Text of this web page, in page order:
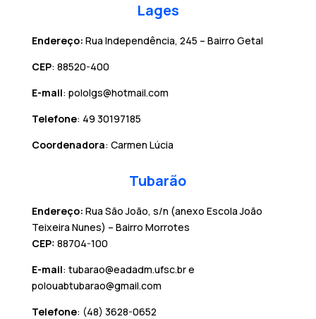
Lages
Endereço: Rua Independência, 245 – Bairro Getal
CEP: 88520-400
E-mail: pololgs@hotmail.com
Telefone: 49 30197185
Coordenadora: Carmen Lúcia
Tubarão
Endereço: Rua São João, s/n (anexo Escola João
Teixeira Nunes) – Bairro Morrotes
CEP: 88704-100
E-mail: tubarao@eadadm.ufsc.br e
polouabtubarao@gmail.com
Telefone: (48) 3628-0652